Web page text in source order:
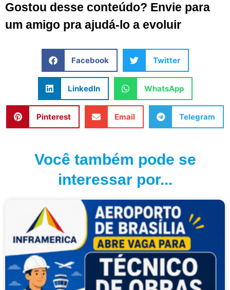
Gostou desse conteúdo? Envie para
um amigo pra ajudá-lo a evoluir
Facebook Twitter
LinkedIn WhatsApp
Pinterest Email Telegram
Você também pode se
interessar por...